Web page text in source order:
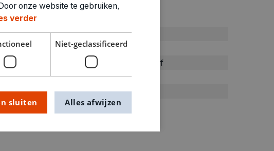
Roze
roze
Plakkaatverf
1.2kg
1370016
onze website te gebruiken,
verder
Niet-geclassificeerd
sluiten Alles afwijzen